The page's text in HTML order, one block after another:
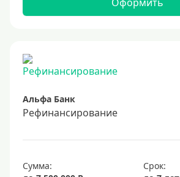
1000000 руб
1200000 руб
1300000 руб
1500000 руб
1600000 руб
Альфа Банк
Рефинансирование
Сумма:
Срок: